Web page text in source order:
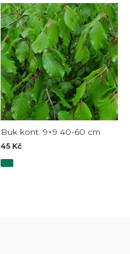
Buk kont. 9×9 40-60 cm
45 Kč